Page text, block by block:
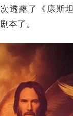
透露了《康斯
本了。